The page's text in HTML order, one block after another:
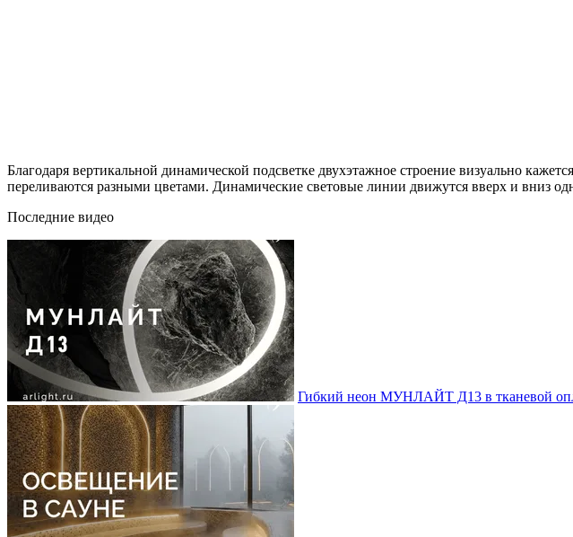
Благодаря вертикальной динамической подсветке двухэтажное строение визуально
переливаются разными цветами. Динамические световые линии движутся вверх и вниз
Последние видео
Гибкий неон МУНЛАЙТ Д13 в тканевой